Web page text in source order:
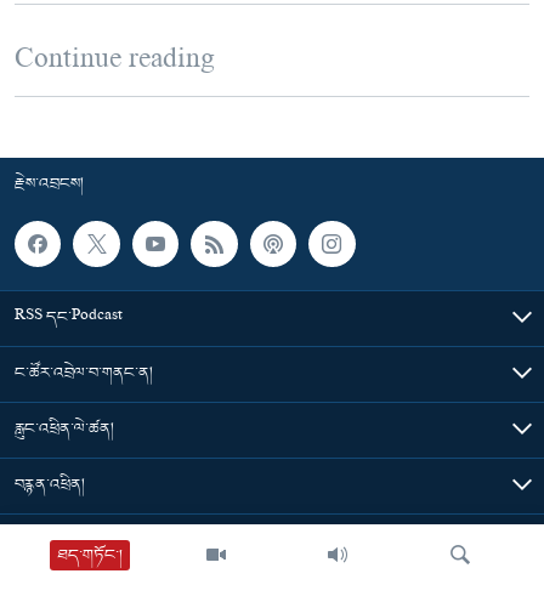
ཐད་གཏོང་།
Continue reading
རྗེས་འབྲངས།
RSS དང་Podcast
ང་ཚོར་འབྲེལ་བ་གནང་ན།
རླུང་འཕྲིན་ལེ་ཚན།
བརྙན་འཕྲིན།
གསར་འགྱུར་ཁག